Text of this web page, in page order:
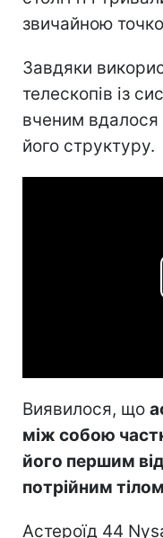
звичайною
Завдяки
телескопів із
вченим вдалося
його структуру.
Виявилося, що
між собою
його першим
потрійним
Астероїд 44